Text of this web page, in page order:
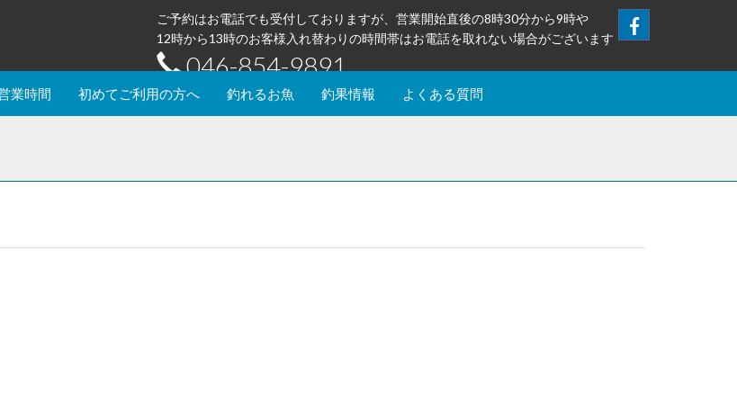
ご予約はお電話でも受付しておりますが、営業開始直後の8時30分から9時や
12時から13時のお客様入れ替わりの時間帯はお電話を取れない場合がございます
046-854-9891
業時間 初めてご利用の方へ 釣れるお魚 釣果情報 よくある質問